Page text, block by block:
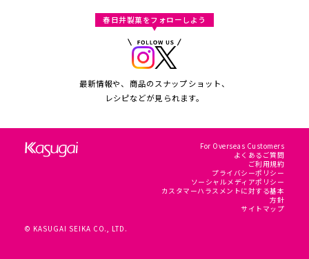
春日井製菓をフォローしよう
最新情報や、商品のスナップショット、
レシピなどが見られます。
© KASUGAI SEIKA CO., LTD.
For Overseas Customers
よくあるご質問
ご利用規約
プライバシーポリシー
ソーシャルメディアポリシー
カスタマーハラスメントに対する基本
方針
サイトマップ